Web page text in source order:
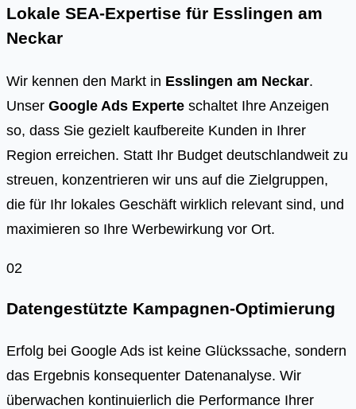
Lokale SEA-Expertise für Esslingen am
Neckar
Wir kennen den Markt in Esslingen am Neckar.
Unser Google Ads Experte schaltet Ihre Anzeigen
so, dass Sie gezielt kaufbereite Kunden in Ihrer
Region erreichen. Statt Ihr Budget deutschlandweit zu
streuen, konzentrieren wir uns auf die Zielgruppen,
die für Ihr lokales Geschäft wirklich relevant sind, und
maximieren so Ihre Werbewirkung vor Ort.
02
Datengestützte Kampagnen-Optimierung
Erfolg bei Google Ads ist keine Glückssache, sondern
das Ergebnis konsequenter Datenanalyse. Wir
überwachen kontinuierlich die Performance Ihrer